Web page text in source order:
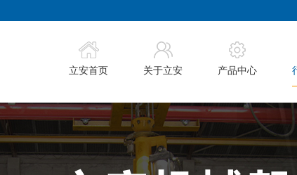
立安首页 关于立安 产品中心